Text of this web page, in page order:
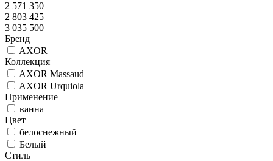
2 571 350
2 803 425
3 035 500
Бренд
AXOR
Коллекция
AXOR Massaud
AXOR Urquiola
Применение
ванна
Цвет
белоснежный
Белый
Стиль